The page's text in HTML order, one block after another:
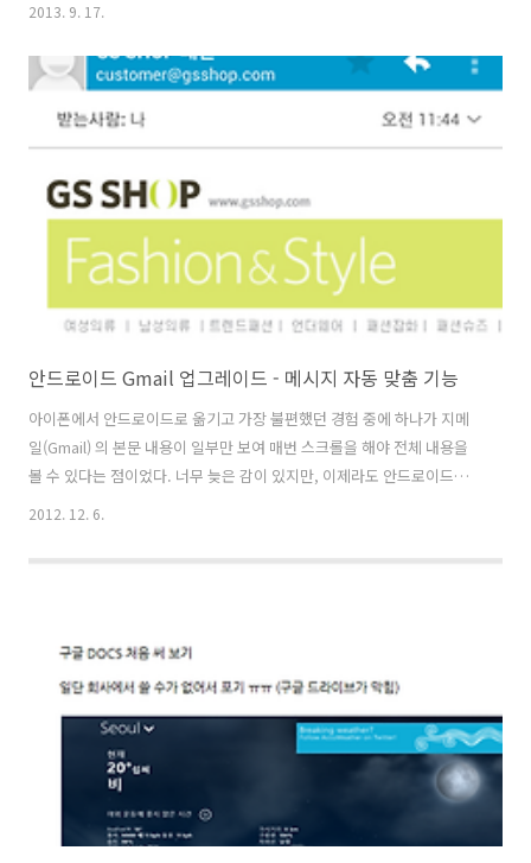
정보를 구글 드라이브에 저장 가능하고, 다른 사람과 공유도 쉽다. 프라
하 여행 첫째 날에 이동한 위치 정보 첫 날 약 14Km 를 헤메고 다녔다
^_^ 딱히 더 설명할 내용이 없다 ^^ 아침 먹고 호텔을 나서기 전에 녹화
를 누르고 폰은 가방 속에 넣어 두면 알아서 움직인 거리를 모두 기록 한
2013. 9. 17.
안드로이드 Gmail 업그레이드 - 메시지 자동 맞춤 기능
아이폰에서 안드로이드로 옮기고 가장 불편했던 경험 중에 하나가 지메
일(Gmail) 의 본문 내용이 일부만 보여 매번 스크롤을 해야 전체 내용을
볼 수 있다는 점이었다. 너무 늦은 감이 있지만, 이제라도 안드로이드
해야만 가능하도록 하고 있다. 이제 위 그림처럼 "메시지 자동 맞춤"을
확대 축소도 가능해 진다. 일반적인 사용자에게 가로스크롤과 세로 스크
롤을 동시에 하도록 강요하는 일은 극히 불편한 경험이다. ..
2012. 12. 6.